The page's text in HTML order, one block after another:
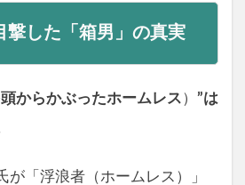
撃した「箱男」の真実
からかぶったホームレス ） ”は
が「浮浪者（ホームレス）」